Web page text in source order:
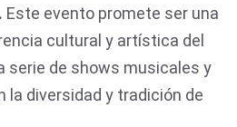
Este evento promete ser una
cultural y artística del
serie de shows musicales y
la diversidad y tradición de